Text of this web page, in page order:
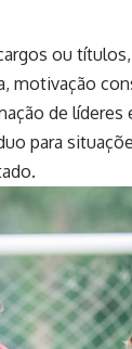
ou
motivação
de líderes
para